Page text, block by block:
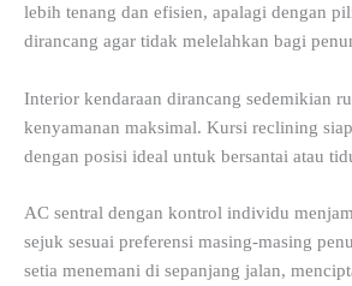
lebih tenang dan efisien, apalagi dengan
dirancang agar tidak melelahkan bagi
Interior kendaraan dirancang sedemikian
kenyamanan maksimal. Kursi reclining
dengan posisi ideal untuk bersantai atau
AC sentral dengan kontrol individu
sejuk sesuai preferensi masing-masing
setia menemani di sepanjang jalan,